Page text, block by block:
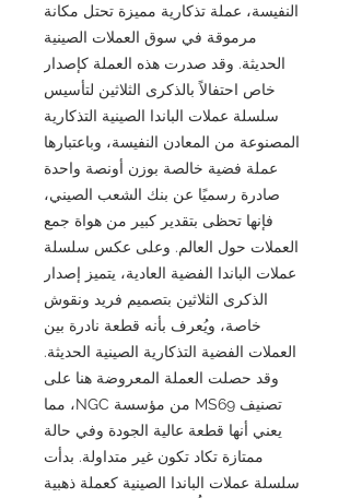
النفيسة، عملة تذكارية مميزة تحتل مكانة
مرموقة في سوق العملات الصينية
الحديثة. وقد صدرت هذه العملة كإصدار
خاص احتفالاً بالذكرى الثلاثين لتأسيس
سلسلة عملات الباندا الصينية التذكارية
المصنوعة من المعادن النفيسة، وباعتبارها
عملة فضية خالصة بوزن أونصة واحدة
صادرة رسميًا عن بنك الشعب الصيني،
فإنها تحظى بتقدير كبير من هواة جمع
العملات حول العالم. وعلى عكس سلسلة
عملات الباندا الفضية العادية، يتميز إصدار
الذكرى الثلاثين بتصميم فريد ونقوش
خاصة، ويُعرف بأنه قطعة نادرة بين
العملات الفضية التذكارية الصينية الحديثة.
وقد حصلت العملة المعروضة هنا على
تصنيف MS69 من مؤسسة NGC، مما
يعني أنها قطعة عالية الجودة وفي حالة
ممتازة تكاد تكون غير متداولة. بدأت
سلسلة عملات الباندا الصينية كعملة ذهبية